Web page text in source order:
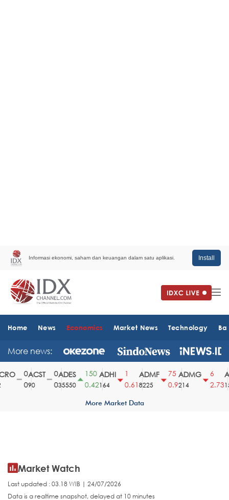
Informasi ekonomi, saham dan keuangan dalam satu aplikasi. Install
Home News Economics Market News Technology
More news:
ACST
90
ADES
35550
150
0.42
ADHI
164
0.61
ADMF
8225
75
0.9
ADMG
214
2.73
More Market Data
Market Watch
Last updated : 03.18 WIB | 24/07/2026
Data is a realtime snapshot, delayed at 10 minutes